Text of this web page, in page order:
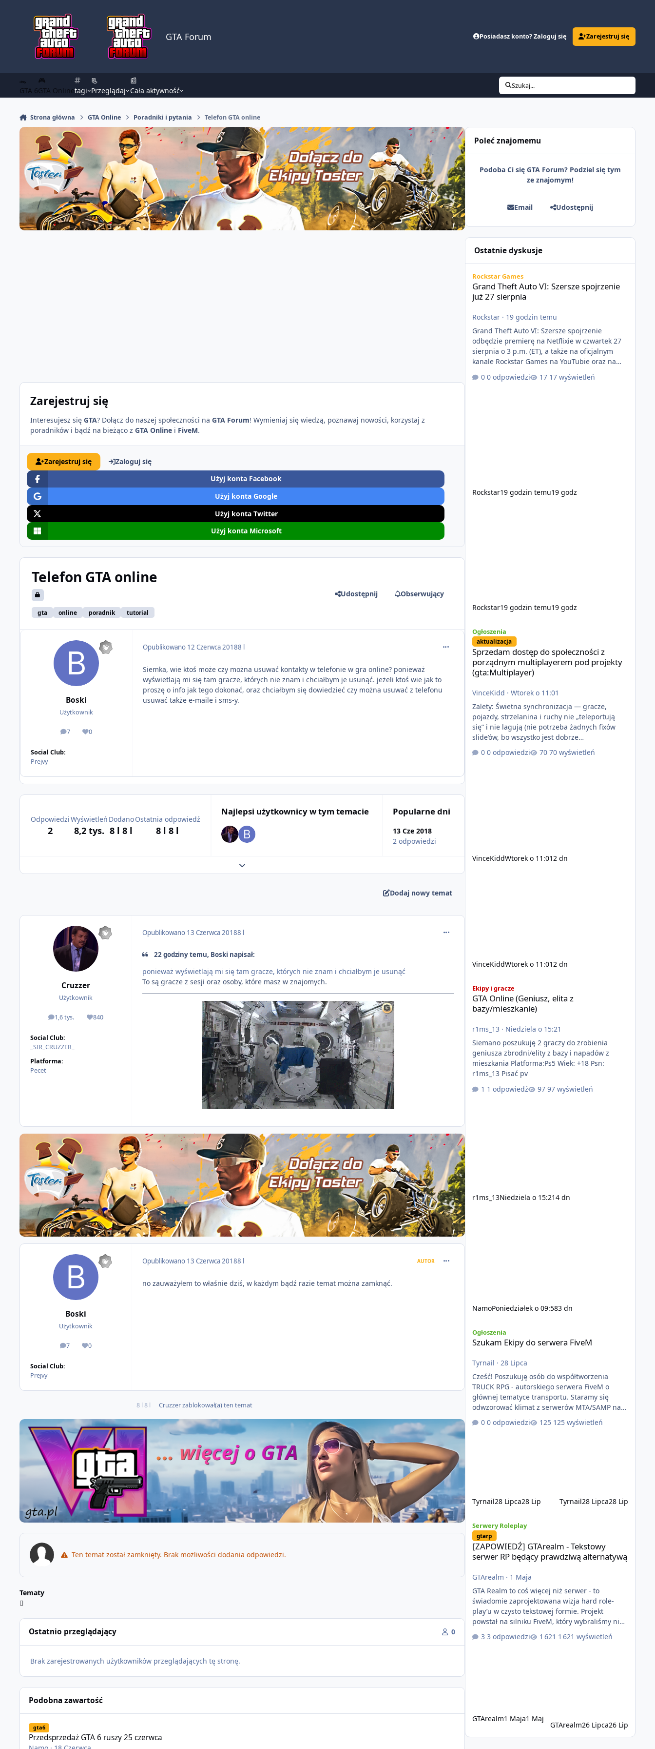
GTA Forum Posiadasz konto? Zaloguj się Zarejestruj się
🐊
GTA 6
🎮
GTA Onlinetagi
📃
Przeglądaj
📰
Cała aktywność
Szukaj...
Strona główna GTA Online Poradniki i pytania Telefon GTA online
Zarejestruj się
Interesujesz się GTA? Dołącz do naszej społeczności na GTA Forum! Wymieniaj się wiedzą, poznawaj nowości, korzystaj z
poradników i bądź na bieżąco z GTA Online i FiveM.
Zarejestruj się
Zaloguj się
Użyj konta Facebook
Użyj konta Google
Użyj konta Twitter
Użyj konta Microsoft
Telefon GTA online
gta online poradnik tutorial
Udostępnij Obserwujący
Boski
Użytkownik
7
odpowiedzi
0
Reputacja
Social Club:
Prejvy
Opublikowano 12 Czerwca 20188 l comment_37771
Siemka, wie ktoś może czy można usuwać kontakty w telefonie w gra online? ponieważ
wyświetlają mi się tam gracze, których nie znam i chciałbym je usunąć. jeżeli ktoś wie jak to
proszę o info jak tego dokonać, oraz chciałbym się dowiedzieć czy można usuwać z telefonu
usuwać także e-maile i sms-y.
Odpowiedzi
2
Wyświetleń
8,2 tys.
Dodano
8 l8 l
Ostatnia odpowiedź
8 l8 l
Najlepsi użytkownicy w tym temacie Popularne dni
13 Cze 2018
2 odpowiedzi
Rozwiń podsumowanie tematu
Dodaj nowy temat
Cruzzer
Użytkownik
1,6 tys.
odpowiedzi840
Reputacja
Social Club:
_SIR_CRUZZER_
Platforma:
Pecet
Opublikowano 13 Czerwca 20188 l comment_37843
22 godziny temu, Boski napisał:
ponieważ wyświetlają mi się tam gracze, których nie znam i chciałbym je usunąć
To są gracze z sesji oraz osoby, które masz w znajomych.
Boski
Użytkownik
7
odpowiedzi
0
Reputacja
Social Club:
Prejvy
Opublikowano 13 Czerwca 20188 l AUTOR comment_37864
no zauważyłem to właśnie dziś, w każdym bądź razie temat można zamknąć.
8 l 8 l Cruzzerzablokował(a) ten temat
Ten temat został zamknięty. Brak możliwości dodania odpowiedzi.
Tematy
Ostatnio przeglądający 0
Brak zarejestrowanych użytkowników przeglądających tę stronę.
Podobna zawartość
gta6
Przedsprzedaż GTA 6 ruszy 25 czerwca
Poleć znajomemu
Podoba Ci się GTA Forum? Podziel się tym
ze znajomym!
Email Udostępnij
Ostatnie dyskusje
Rockstar Games
Grand Theft Auto VI: Szersze spojrzenie
już 27 sierpnia
Rockstar· 19 godzin temu
Grand Theft Auto VI: Szersze spojrzenie
odbędzie premierę na Netflixie w czwartek 27
sierpnia o 3 p.m. (ET), a także na oficjalnym
kanale Rockstar Games na YouTubie oraz na
stronie Grand Theft Auto VI o 9 p.m. (ET) 27
sierpnia. https://netflix.com/GTAVI Grand Theft
0 odpowiedzi 17 wyświetleń
Rockstar19 godzin temu19 godz
Rockstar19 godzin temu19 godz
Ogłoszenia
aktualizacja
Sprzedam dostęp do społeczności z
porządnym multiplayerem pod projekty
(gta:Multiplayer)
VinceKidd · Wtorek o 11:01
Zalety: Świetna synchronizacja — gracze,
pojazdy, strzelanina i ruchy nie „teleportują
się” i nie lagują (nie potrzeba żadnych fixów
slide’ów, bo wszystko jest dobrze
zsynchronizowane i działa stabilnie) Ładne
wejście do gry + solidny antycheat na poziomie
0 odpowiedzi 70 wyświetleń
VinceKiddWtorek o 11:012 dn
VinceKiddWtorek o 11:012 dn
Ekipy i gracze
GTA Online (Geniusz, elita z
bazy/mieszkanie)
r1ms_13 · Niedziela o 15:21
Siemano poszukuję 2 graczy do zrobienia
geniusza zbrodni/elity z bazy i napadów z
mieszkania Platforma:Ps5 Wiek: +18 Psn:
r1ms_13 Pisać pv
1 odpowiedź
97 wyświetleń
r1ms_13Niedziela o 15:214 dn
NamoPoniedziałek o 09:583 dn
Ogłoszenia
Szukam Ekipy do serwera FiveM
Tyrnail · 28 Lipca
Cześć! Poszukuję osób do współtworzenia
TRUCK RPG - autorskiego serwera FiveM o
głównej tematyce transportu. Staramy się
odwzorować klimat z serwerów MTA/SAMP na
platformie FIveM. Oczywiście nie zabraknie
kontentu dla graczy którzy chcą robić coś
0 odpowiedzi 125 wyświetleń
Tyrnail28 Lipca28 Lip Tyrnail28 Lipca28 Lip
[ZAPOWIEDŹ] GTArealm - Tekstowy serwer RP będący
Serwery Roleplay
gtarp
[ZAPOWIEDŹ] GTArealm - Tekstowy
serwer RP będący prawdziwą alternatywą
GTArealm · 1 Maja
GTA Realm to coś więcej niż serwer - to
świadomie zaprojektowana wizja hard role-
play’u w czysto tekstowej formie. Projekt
powstał na silniku FiveM, który wybraliśmy nie
bez powodu. To platforma oferująca ogromną
elastyczność i znacznie szybszy rozwój
3 odpowiedzi 1 621 wyświetleń
GTArealm1 Maja1 Maj
GTArealm26 Lipca26 Lip